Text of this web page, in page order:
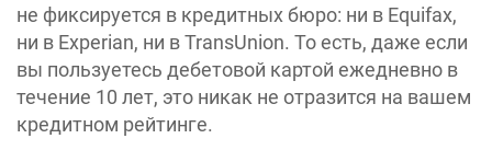
не фиксируется в кредитных бюро: ни в Equifax,
ни в Experian, ни в TransUnion. То есть, даже если
вы пользуетесь дебетовой картой ежедневно в
течение 10 лет, это никак не отразится на вашем
кредитном рейтинге.